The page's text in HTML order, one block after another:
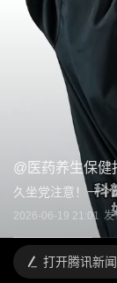
@ 医药养生保健
久坐党注意！一个
2026-06-19 21:01 发
打开腾讯新